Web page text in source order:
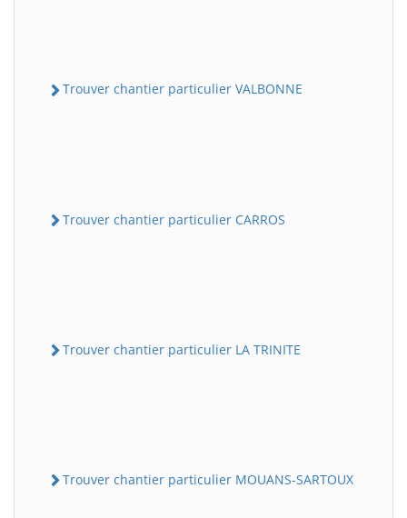
Trouver chantier particulier VALBONNE
Trouver chantier particulier CARROS
Trouver chantier particulier LA TRINITE
Trouver chantier particulier MOUANS-SARTOUX